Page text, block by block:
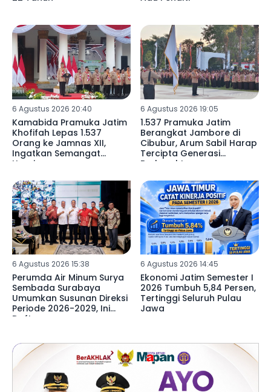
6 Agustus 2026 20:40
Kamabida Pramuka Jatim
Khofifah Lepas 1.537
Orang ke Jamnas XII,
Ingatkan Semangat
Heroisme
6 Agustus 2026 19:05
1.537 Pramuka Jatim
Berangkat Jambore di
Cibubur, Arum Sabil Harap
Tercipta Generasi
Berkarakter
6 Agustus 2026 15:38
Perumda Air Minum Surya
Sembada Surabaya
Umumkan Susunan Direksi
Periode 2026-2029, Ini
Daftarnya
6 Agustus 2026 14:45
Ekonomi Jatim Semester I
2026 Tumbuh 5,84 Persen,
Tertinggi Seluruh Pulau
Jawa